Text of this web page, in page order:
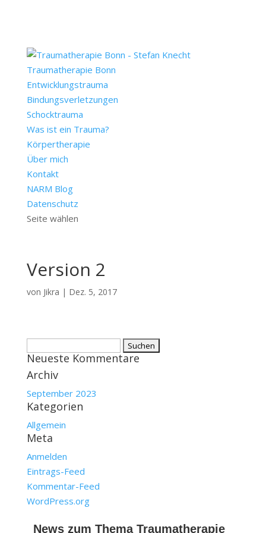
Traumatherapie Bonn
Entwicklungstrauma
Bindungsverletzungen
Schocktrauma
Was ist ein Trauma?
Körpertherapie
Über mich
Kontakt
NARM Blog
Datenschutz
Seite wählen
Version 2
von Jikra | Dez. 5, 2017
nach:
Neueste Kommentare
Archiv
September 2023
Kategorien
Allgemein
Meta
Anmelden
Eintrags-Feed
Kommentar-Feed
WordPress.org
News zum Thema Traumatherapie